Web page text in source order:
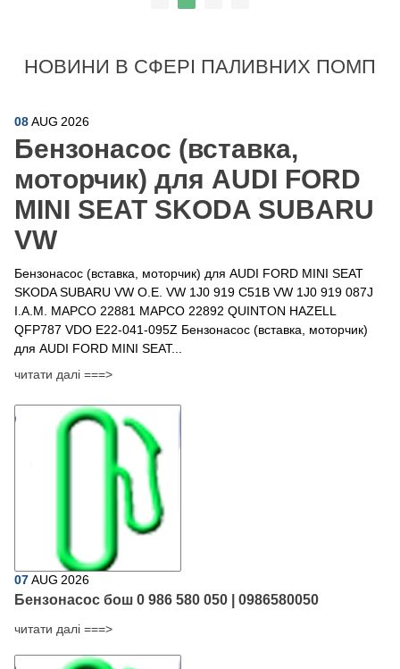
НОВИНИ В СФЕРІ ПАЛИВНИХ ПОМП
08AUG 2026
Бензонасос (вставка,
моторчик) для AUDI FORD
MINI SEAT SKODA SUBARU
VW
Бензонасос (вставка, моторчик) для AUDI FORD MINI SEAT
SKODA SUBARU VW O.E. VW 1J0 919 C51B VW 1J0 919 087J
I.A.M. MAPCO 22881 MAPCO 22892 QUINTON HAZELL
QFP787 VDO E22-041-095Z Бензонасос (вставка, моторчик)
для AUDI FORD MINI SEAT...
читати далі ===>
07AUG 2026
Бензонасос бош 0 986 580 050 | 0986580050
читати далі ===>